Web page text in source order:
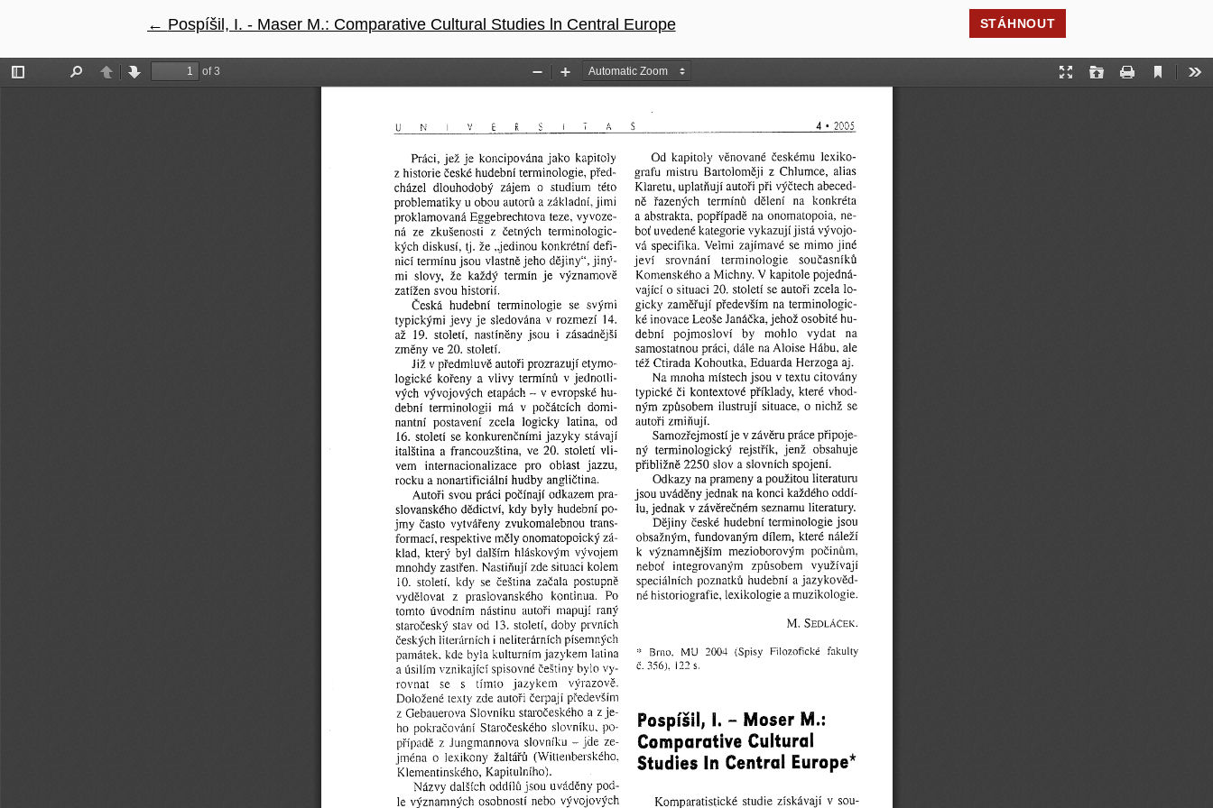
← Návrat na podrobnosti článku
Pospíšil, I. - Maser M.: Comparative Cultural Studies ln Central Europe STÁHNOUT